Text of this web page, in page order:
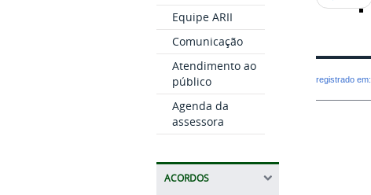
Equipe ARII
Comunicação
Atendimento ao
público
Agenda da
assessora
ACORDOS
registrado em: